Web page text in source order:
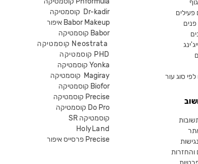
קוסמטיקה Dr-kadir
איפור Babor Makeup
קוסמטיקה Babor
קוסמטיקה Neostrata
קוסמטיקה PHD
קוסמטיקה Yonka
Magiray
קוסמטיקה Biofor
קוסמטיקה Precise
קוסמטיקה Do Pro
SR קוסמטיקה
HolyLand
פרסייס איפור Precise
פעילים
סוג עור
והחזרות